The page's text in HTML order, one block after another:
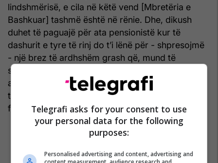
lindshmërisë, e cila në këtë vend [Mbretëria e
Bashkuar] tashmë është në rënie. Dhe, dikush
duhet të paguajë për ata pensionistë kur të
dashurit e tyre të rinj do t’i lënë për - shpresojmë
- një brez të ardhshëm grash që, mund të
shpresohet, nuk janë aq të varura nga mjerimi
algoritmik sa të mos duan as gëzimet themelore
të jetës si dashuria, romanca, martesa dhe
fëmijët. /Telegrafi/
Telegrafi asks for your consent to use
your personal data for the following
purposes:
Personalised advertising and content, advertising and